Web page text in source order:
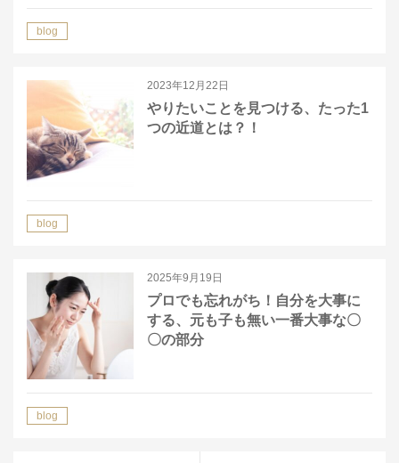
blog
2023年12月22日
やりたいことを見つける、たった1
つの近道とは？！
blog
2025年9月19日
プロでも忘れがち！自分を大事に
する、元も子も無い一番大事な〇
〇の部分
blog